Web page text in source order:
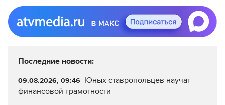
Последние новости:
09.08.2026, 09:46 Юных ставропольцев научат
финансовой грамотности